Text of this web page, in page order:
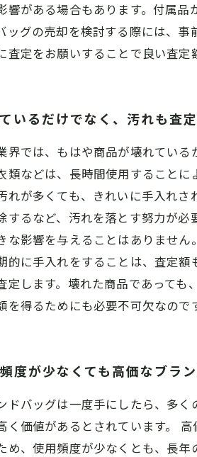
響がある場合もあります。付属
ッグの売却を検討する際には、
査定をお願いすることで良い査定
いるだけでなく、汚れも査
界では、もはや商品が壊れてい
類などは、長時間使用すること
れが多くても、きれいに手入れ
するなど、汚れを落とす努力が
な影響を与えることはありませ
的に手入れをすることは、査定
定します。壊れた商品であって
を得るためにも必要不可欠なので
度が少なくても高価なブラ
ドバッグは一度手にしたら、多
く価値があるとされています。
め、使用頻度が少なくとも、長